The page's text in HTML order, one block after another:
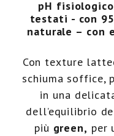
Ecoricariche
Intimi pH
pH
testati - con
naturale – con
Con texture
schiuma soffice,
in una
dell’equilibrio
più green, per